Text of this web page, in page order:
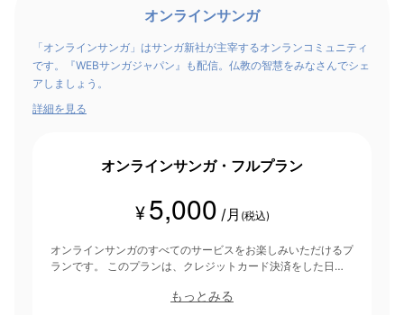
オンラインサンガ
「オンラインサンガ」はサンガ新社が主宰するオンランコミュニティ
です。『WEBサンガジャパン』も配信。仏教の智慧をみなさんでシェ
アしましょう。
詳細を見る
オンラインサンガ・フルプラン
¥ 5,000 /月 (税込)
オンラインサンガのすべてのサービスをお楽しみいただけるプ
ランです。 このプランは、クレジットカード決済をした日を
もっとみる